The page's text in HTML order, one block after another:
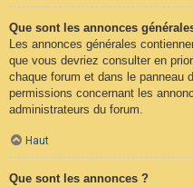
Que sont les annonces
Les annonces générales
que vous devriez consulter en
chaque forum et dans le panneau
permissions concernant les
administrateurs du forum.
Haut
Que sont les annonces ?